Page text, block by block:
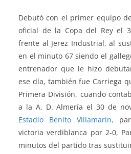
Debutó con el primer equipo
oficial de la Copa del Rey el
frente al Jerez Industrial, al
en el minuto 67 siendo el
entrenador que le hizo
ese día, también fue Carriega
Primera División, cuando
a la A. D. Almería el 30 de
Estadio Benito Villamarín,
victoria verdiblanca por 2-0,
minutos del partido tras